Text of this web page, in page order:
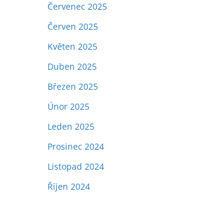
Červenec 2025
Červen 2025
Květen 2025
Duben 2025
Březen 2025
Únor 2025
Leden 2025
Prosinec 2024
Listopad 2024
Říjen 2024